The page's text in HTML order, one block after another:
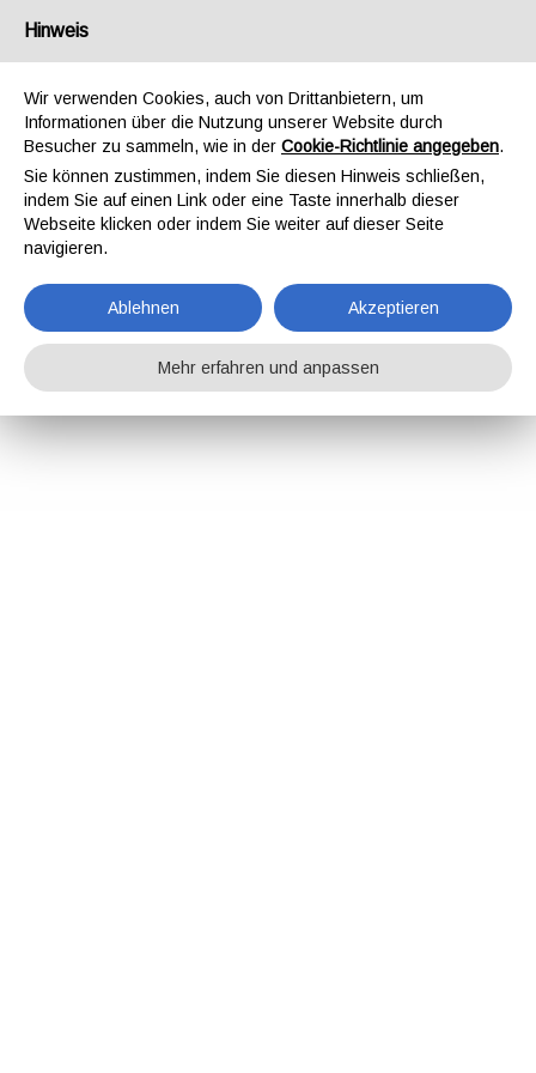
Hinweis
Wir verwenden Cookies, auch von Drittanbietern, um
Informationen über die Nutzung unserer Website durch
Besucher zu sammeln, wie in der Cookie-Richtlinie angegeben.
Sie können zustimmen, indem Sie diesen Hinweis schließen,
indem Sie auf einen Link oder eine Taste innerhalb dieser
Webseite klicken oder indem Sie weiter auf dieser Seite
navigieren.
Ablehnen Akzeptieren
Mehr erfahren und anpassen